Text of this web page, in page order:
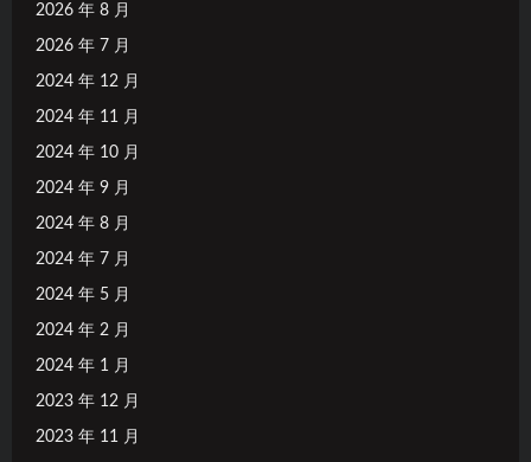
2026 年 8 月
2026 年 7 月
2024 年 12 月
2024 年 11 月
2024 年 10 月
2024 年 9 月
2024 年 8 月
2024 年 7 月
2024 年 5 月
2024 年 2 月
2024 年 1 月
2023 年 12 月
2023 年 11 月